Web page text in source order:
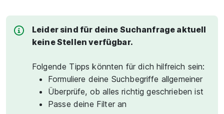
Leider sind für deine Suchanfrage aktuell
keine Stellen verfügbar.
Folgende Tipps könnten für dich hilfreich sein:
Formuliere deine Suchbegriffe allgemeiner
Überprüfe, ob alles richtig geschrieben ist
Passe deine Filter an